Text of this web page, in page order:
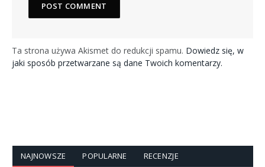
Ta strona używa Akismet do redukcji spamu. Dowiedz się, w
jaki sposób przetwarzane są dane Twoich komentarzy.
NAJNOWSZE POPULARNE RECENZJE